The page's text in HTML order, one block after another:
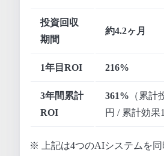
投資回収
期間
約4.2ヶ月
1年目ROI 216%
3年間累計
ROI
361% （累計
円 / 累計効果
※ 上記は4つのAIシステムを